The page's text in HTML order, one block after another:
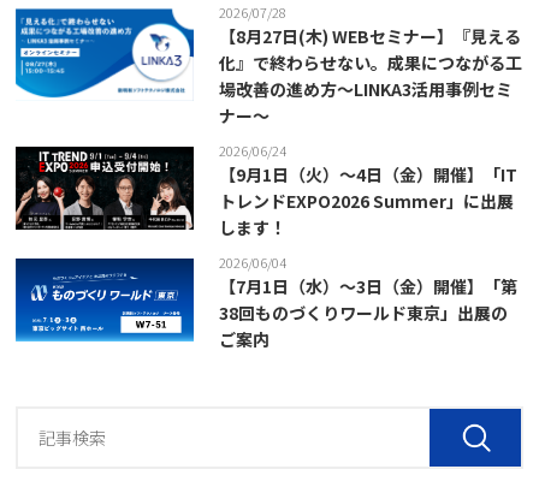
2026/07/28
【8月27日(木) WEBセミナー】『見える
化』で終わらせない。成果につながる工
場改善の進め方～LINKA3活用事例セミ
ナー～
2026/06/24
【9月1日（火）～4日（金）開催】「IT
トレンドEXPO2026 Summer」に出展
します！
2026/06/04
【7月1日（水）～3日（金）開催】「第
38回ものづくりワールド東京」出展の
ご案内